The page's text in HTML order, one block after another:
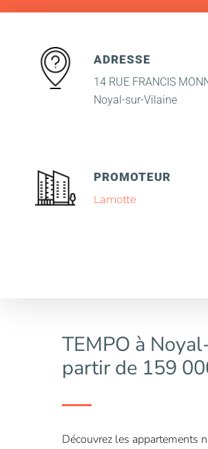
ADRESSE
14 RUE FRANCIS
Noyal-sur-Vilaine
PROMOTEUR
Lamotte
TEMPO à
partir de 159
Découvrez les appartements